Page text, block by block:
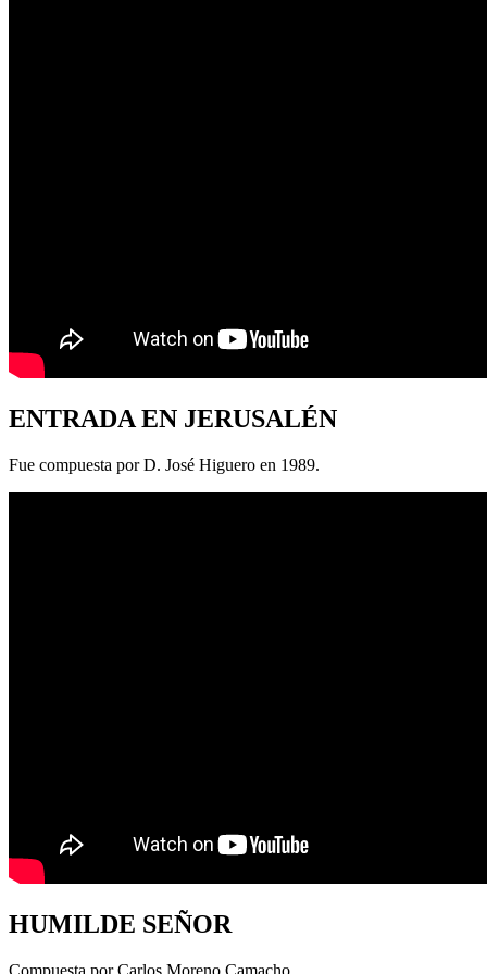
ENTRADA EN JERUSALÉN
​Fue compuesta por D. José Higuero en 1989.
HUMILDE SEÑOR
Compuesta por Carlos Moreno Camacho.